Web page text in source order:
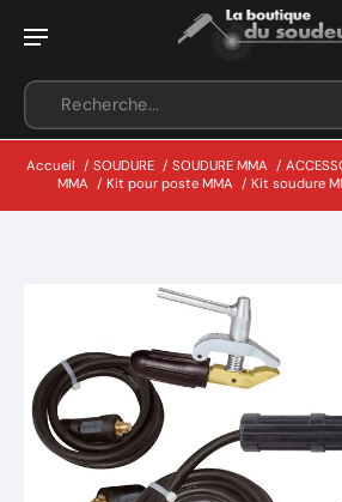
Accueil / SOUDURE / SOUDURE MMA /
MMA / Kit pour poste MMA / Kit soudure